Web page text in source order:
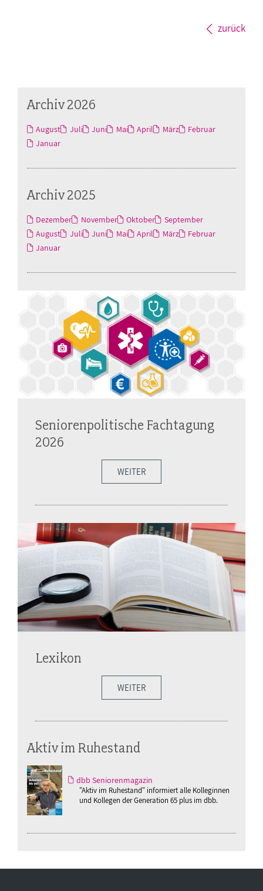
zurück
Archiv 2026
August Juli Juni Mai April März
Februar
Januar
Archiv 2025
Dezember November Oktober
September
August
Juli Juni Mai April März
Februar
Januar
Seniorenpolitische Fachtagung
2026
WEITER
Lexikon
WEITER
Aktiv im Ruhestand
dbb Seniorenmagazin
"Aktiv im Ruhestand" informiert alle Kolleginnen
und Kollegen der Generation 65 plus im dbb.